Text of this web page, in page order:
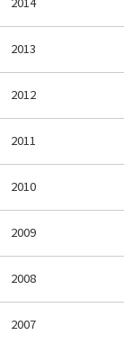
2013
2012
2011
2010
2009
2008
2007